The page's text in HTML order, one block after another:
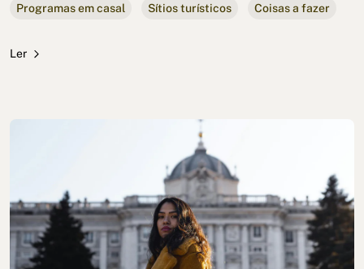
Programas em casal Sítios turísticos Coisas a fazer
Ler